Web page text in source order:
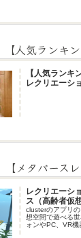
【人気ランキン
【人気ランキ
レクリエーシ
【メタバースレ
レクリエーシ
ス（高齢者仮
clusterのアプリ
想空間で遊べる
ォンやPC、VR機